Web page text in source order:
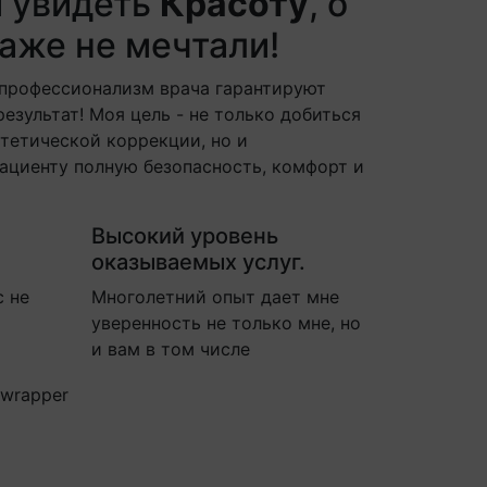
не мечтали!
врача гарантируют
Моя цель - не только добиться
коррекции, но и
полную безопасность, комфорт и
не
Высокий уровень
оказываемых услуг.
Многолетний опыт дает мне
уверенность не только мне, но
и вам в том числе